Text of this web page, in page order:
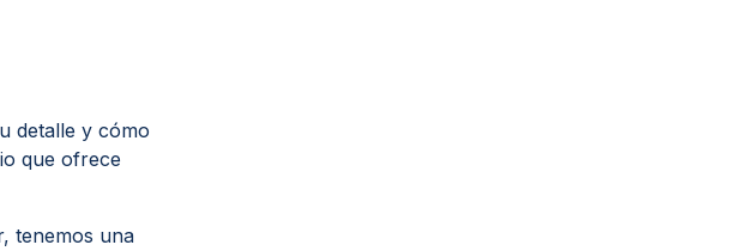
detalle y cómo
que ofrece
tenemos una